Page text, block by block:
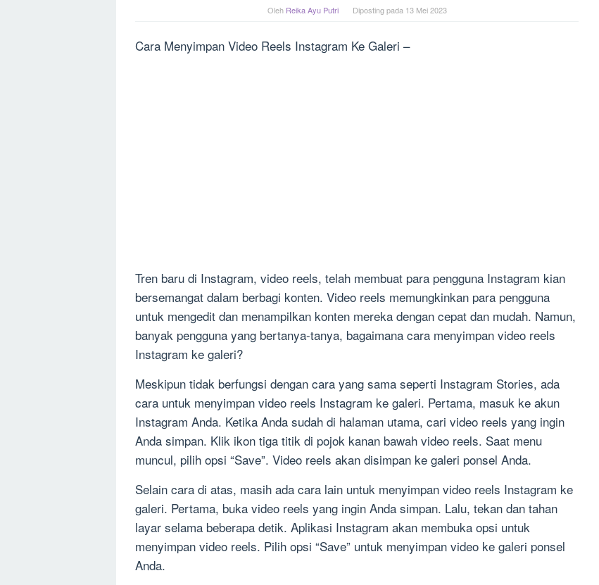
Oleh Reika Ayu Putri Diposting pada 13 Mei 2023
Cara Menyimpan Video Reels Instagram Ke Galeri –
Tren baru di Instagram, video reels, telah membuat para pengguna Instagram kian
bersemangat dalam berbagi konten. Video reels memungkinkan para pengguna
untuk mengedit dan menampilkan konten mereka dengan cepat dan mudah. Namun,
banyak pengguna yang bertanya-tanya, bagaimana cara menyimpan video reels
Instagram ke galeri?
Meskipun tidak berfungsi dengan cara yang sama seperti Instagram Stories, ada
cara untuk menyimpan video reels Instagram ke galeri. Pertama, masuk ke akun
Instagram Anda. Ketika Anda sudah di halaman utama, cari video reels yang ingin
Anda simpan. Klik ikon tiga titik di pojok kanan bawah video reels. Saat menu
muncul, pilih opsi “Save”. Video reels akan disimpan ke galeri ponsel Anda.
Selain cara di atas, masih ada cara lain untuk menyimpan video reels Instagram ke
galeri. Pertama, buka video reels yang ingin Anda simpan. Lalu, tekan dan tahan
layar selama beberapa detik. Aplikasi Instagram akan membuka opsi untuk
menyimpan video reels. Pilih opsi “Save” untuk menyimpan video ke galeri ponsel
Anda.